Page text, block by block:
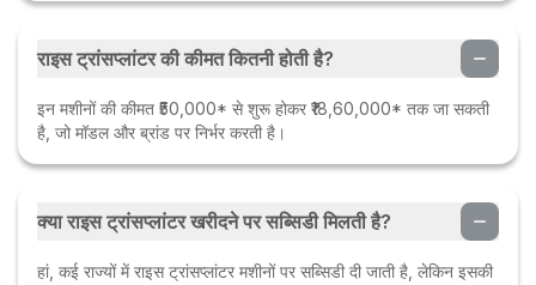
राइस ट्रांसप्लांटर की कीमत कितनी होती है?
इन मशीनों की कीमत ₹50,000* से शुरू होकर ₹18,60,000* तक जा सकती
है, जो मॉडल और ब्रांड पर निर्भर करती है।
क्या राइस ट्रांसप्लांटर खरीदने पर सब्सिडी मिलती है?
हां, कई राज्यों में राइस ट्रांसप्लांटर मशीनों पर सब्सिडी दी जाती है, लेकिन इसकी